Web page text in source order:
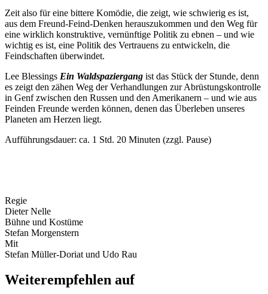
Zeit also für eine bittere Komödie, die zeigt, wie schwierig es ist,
aus dem Freund-Feind-Denken herauszukommen und den Weg für
eine wirklich konstruktive, vernünftige Politik zu ebnen – und wie
wichtig es ist, eine Politik des Vertrauens zu entwickeln, die
Feindschaften überwindet.
Lee Blessings Ein Waldspaziergang ist das Stück der Stunde, denn
es zeigt den zähen Weg der Verhandlungen zur Abrüstungskontrolle
in Genf zwischen den Russen und den Amerikanern – und wie aus
Feinden Freunde werden können, denen das Überleben unseres
Planeten am Herzen liegt.
Aufführungsdauer: ca. 1 Std. 20 Minuten (zzgl. Pause)
Regie
Dieter Nelle
Bühne und Kostüme
Stefan Morgenstern
Mit
Stefan Müller-Doriat und Udo Rau
Weiterempfehlen auf